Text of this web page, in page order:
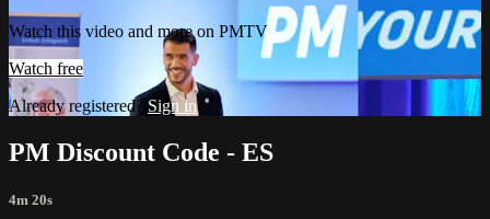
Watch this video and more on PMTV
Watch free
Already registered? Sign in
PM Discount Code - ES
4m 20s